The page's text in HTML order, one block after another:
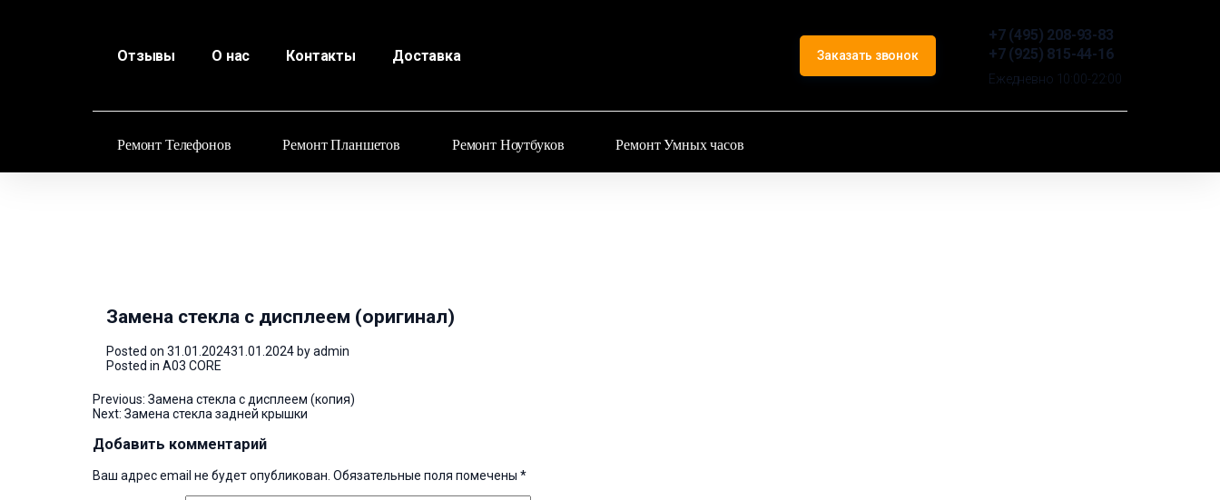
Отзывы О нас Контакты Доставка Заказать звонок
+7 (495) 208-93-83
+7 (925) 815-44-16
Ежедневно 10:00-22:00
Ремонт Телефонов Ремонт Планшетов Ремонт Ноутбуков Ремонт Умных часов
Замена стекла с дисплеем (оригинал)
Posted on 31.01.202431.01.2024 byadmin
Posted in A03 CORE
Навигация
по
записям
Previous: Замена стекла с дисплеем (копия)
Next: Замена стекла задней крышки
Добавить комментарий
Ваш адрес email не будет опубликован. Обязательные поля помечены *